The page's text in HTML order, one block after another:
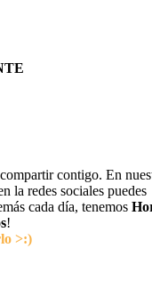
contigo. En
la redes sociales puedes
cada día, tenemos
!
>:)